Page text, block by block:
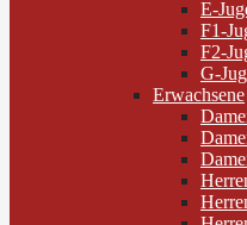
E-
F1-
F2-
G-
Erwachsene